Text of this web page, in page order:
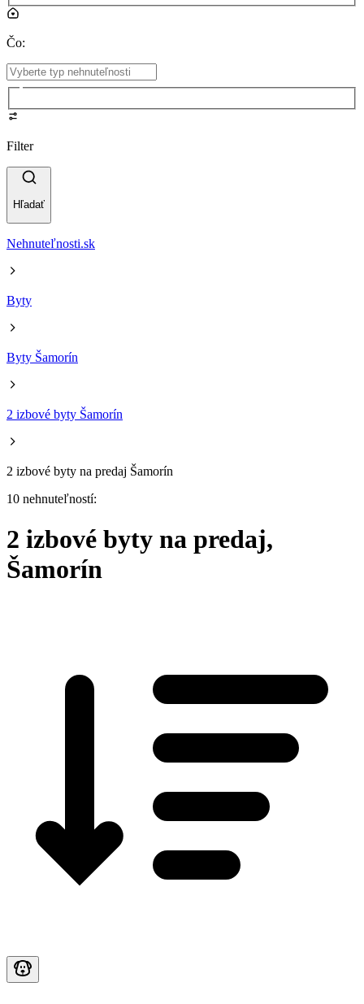
Čo:
Filter
Hľadať
Nehnuteľnosti.sk
Byty
Byty Šamorín
2 izbové byty Šamorín
2 izbové byty na predaj Šamorín
10 nehnuteľností:
2 izbové byty na predaj,
Šamorín